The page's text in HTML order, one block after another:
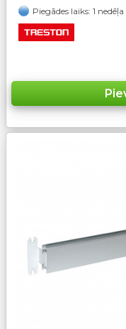
Piegādes laiks: 1 nedēļa